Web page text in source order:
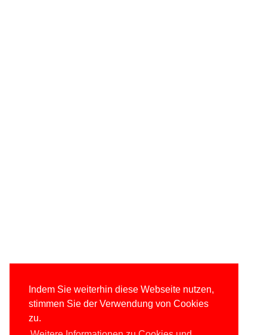
Indem Sie weiterhin diese Webseite nutzen,
stimmen Sie der Verwendung von Cookies
zu.